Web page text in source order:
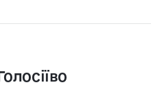
та визначні